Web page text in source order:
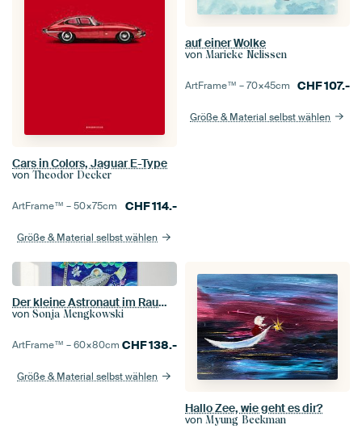
Cars in Colors, Jaguar E-Type
von Theodor Decker
ArtFrame™ –50×75cm CHF114.-
Größe & Material selbst wählen
auf einer Wolke
von Marieke Nelissen
ArtFrame™ –70×45cm CHF107.-
Größe & Material selbst wählen
Der kleine Astronaut im Raumschiff auf Raumfahrt
von Sonja Mengkowski
ArtFrame™ –60×80cm CHF138.-
Größe & Material selbst wählen
Hallo Zee, wie geht es dir?
von Myung Beekman